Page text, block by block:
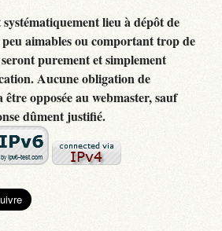
lieu à dépôt de
peu aimables ou comportant trop de
purement et simplement
Aucune obligation de
opposée au webmaster, sauf
dûment justifié.